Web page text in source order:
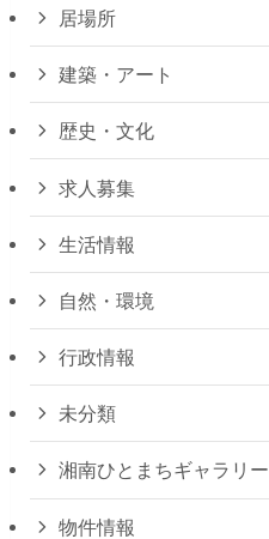
居場所
建築・アート
歴史・文化
求人募集
生活情報
自然・環境
行政情報
未分類
湘南ひとまちギャラリー
物件情報